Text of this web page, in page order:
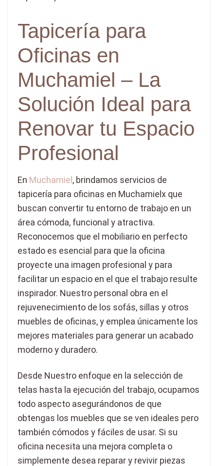
Tapicería para
Oficinas en
Muchamiel – La
Solución Ideal para
Renovar tu Espacio
Profesional
En Muchamiel, brindamos servicios de
tapicería para oficinas en Muchamielx que
buscan convertir tu entorno de trabajo en un
área cómoda, funcional y atractiva.
Reconocemos que el mobiliario en perfecto
estado es esencial para que la oficina
proyecte una imagen profesional y para
facilitar un espacio en el que el trabajo resulte
inspirador. Nuestro personal obra en el
rejuvenecimiento de los sofás, sillas y otros
muebles de oficinas, y emplea únicamente los
mejores materiales para generar un acabado
moderno y duradero.
Desde Nuestro enfoque en la selección de
telas hasta la ejecución del trabajo, ocupamos
todo aspecto asegurándonos de que
obtengas los muebles que se ven ideales pero
también cómodos y fáciles de usar. Si su
oficina necesita una mejora completa o
simplemente desea reparar y revivir piezas